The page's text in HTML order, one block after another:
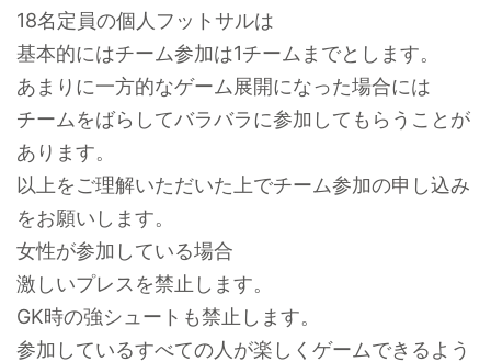
18名定員の個人フットサルは
基本的にはチーム参加は1チームまでとします。
あまりに一方的なゲーム展開になった場合には
チームをばらしてバラバラに参加してもらうことが
あります。
以上をご理解いただいた上でチーム参加の申し込み
をお願いします。
女性が参加している場合
激しいプレスを禁止します。
GK時の強シュートも禁止します。
参加しているすべての人が楽しくゲームできるよう